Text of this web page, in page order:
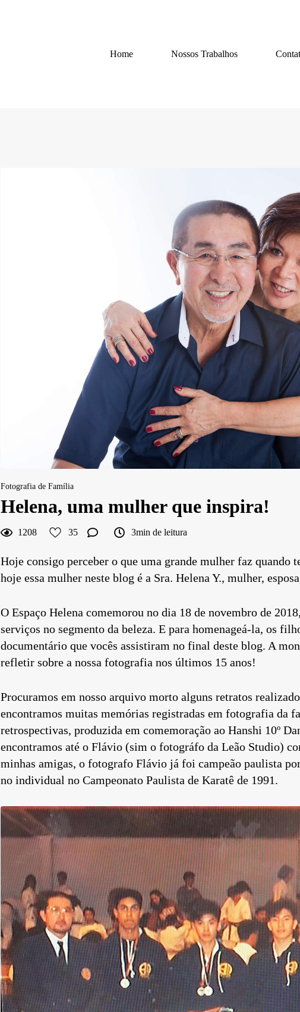
Home Nossos Trabalhos
Fotografia de Família
Helena, uma mulher que inspira!
1208 35 3min de leitura
Hoje consigo perceber o que uma grande mulher faz quando
hoje essa mulher neste blog é a Sra. Helena Y., mulher,
O Espaço Helena comemorou no dia 18 de novembro de
serviços no segmento da beleza. E para homenageá-la, os
documentário que vocês assistiram no final deste blog. A
refletir sobre a nossa fotografia nos últimos 15 anos!
Procuramos em nosso arquivo morto alguns retratos
encontramos muitas memórias registradas em fotografia da
retrospectivas, produzida em comemoração ao Hanshi 10º
encontramos até o Flávio (sim o fotográfo da Leão Studio)
minhas amigas, o fotografo Flávio já foi campeão paulista
no individual no Campeonato Paulista de Karatê de 1991.